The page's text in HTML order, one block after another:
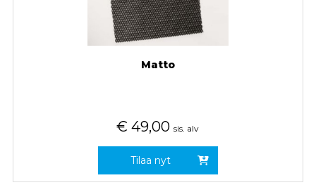
Matto
€ 49,00 sis. alv
Tilaa nyt